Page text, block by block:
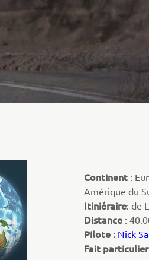
Continent :
Amérique du
Itiniéraire: de
Distance :
Pilote : Nick
Fait